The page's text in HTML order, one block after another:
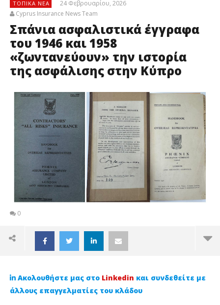
ΤΟΠΙΚΑ ΝΕΑ
24 Φεβρουαρίου, 2026
Cyprus Insurance News Team
Σπάνια ασφαλιστικά έγγραφα
του 1946 και 1958
«ζωντανεύουν» την ιστορία
της ασφάλισης στην Κύπρο
0
Ακολουθήστε μας στο Linkedin και συνδεθείτε με
άλλους επαγγελματίες του κλάδου